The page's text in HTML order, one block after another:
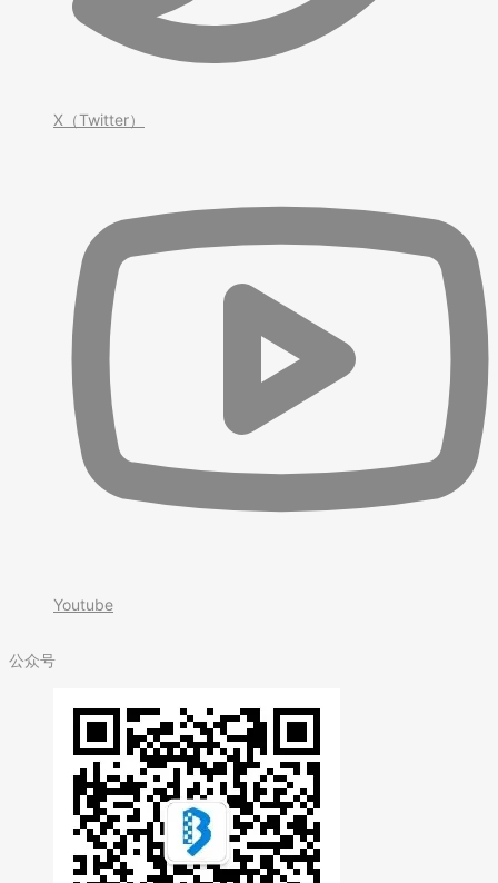
X（Twitter）
Youtube
公众号